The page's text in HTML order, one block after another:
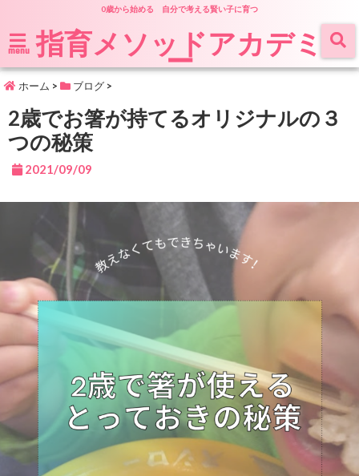
0歳から始める 自分で考える賢い子に育つ
menu 指育メソッドアカデミ
ー
ホーム > ブログ >
2歳でお箸が持てるオリジナルの３
つの秘策
2021/09/09